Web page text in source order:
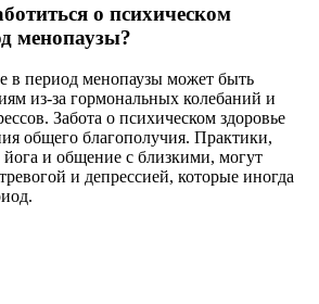
о психическом
менопаузы?
в период менопаузы может быть
из-за гормональных колебаний и
Забота о психическом здоровье
общего благополучия. Практики,
йога и общение с близкими, могут
и депрессией, которые иногда